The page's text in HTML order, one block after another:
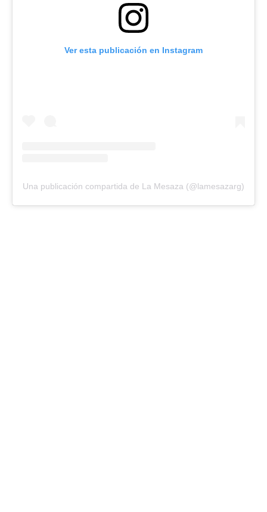
Ver esta publicación en Instagram
Una publicación compartida de La Mesaza (@lamesazarg)